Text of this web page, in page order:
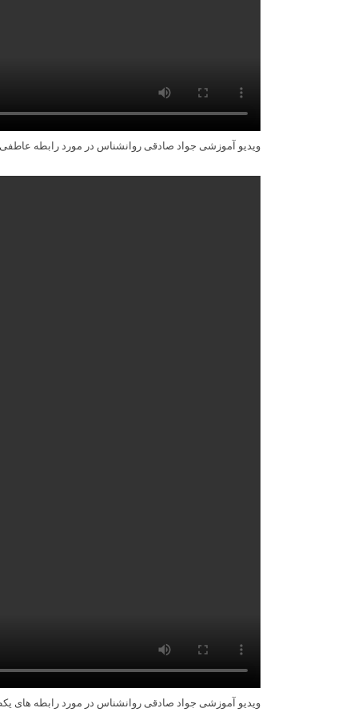
ویدیو آموزشی جواد صادقی روانشناس در مورد رابطه عاطفی
ویدیو آموزشی جواد صادقی روانشناس در مورد رابطه های